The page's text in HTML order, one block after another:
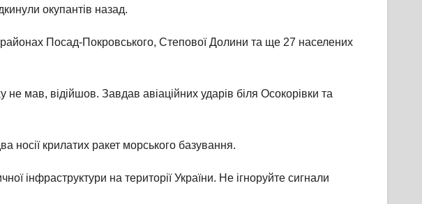
окупантів назад.
районах Посад-Покровського, Степової Долини та ще 27 населених
мав, відійшов. Завдав авіаційних ударів біля Осокорівки та
носії крилатих ракет морського базування.
інфраструктури на території України. Не ігноруйте сигнали